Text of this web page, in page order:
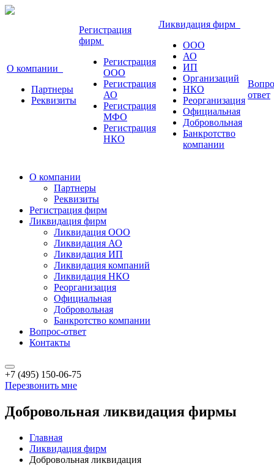
О компании
Партнеры
Реквизиты
Регистрация
фирм
Регистрация
ООО
Регистрация
АО
Регистрация
МФО
Регистрация
НКО
Ликвидация фирм
ООО
АО
ИП
Организаций
НКО
Реорганизация
Официальная
Добровольная
Банкротство
компании
ответ
О компании
Партнеры
Реквизиты
Регистрация фирм
Ликвидация фирм
Ликвидация ООО
Ликвидация АО
Ликвидация ИП
Ликвидация компаний
Ликвидация НКО
Реорганизация
Официальная
Добровольная
Банкротство компании
Вопрос-ответ
Контакты
+7 (495) 150-06-75
Перезвонить мне
Добровольная ликвидация фирмы
Главная
Ликвидация фирм
Добровольная ликвидация